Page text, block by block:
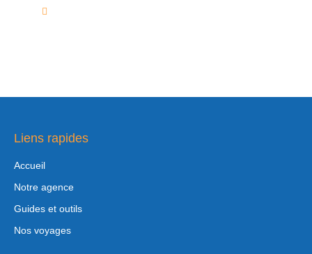
Liens rapides
Accueil
Notre agence
Guides et outils
Nos voyages